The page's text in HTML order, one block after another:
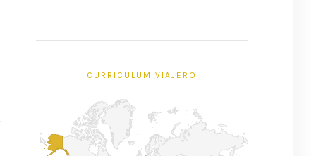
CURRICULUM VIAJERO